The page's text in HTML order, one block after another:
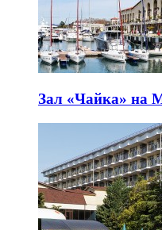
Зал «Чайка» на